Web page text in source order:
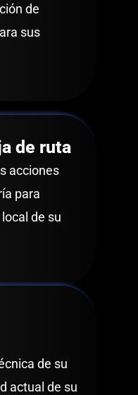
de
sus
de ruta
acciones
para
de su
de su
actual de su